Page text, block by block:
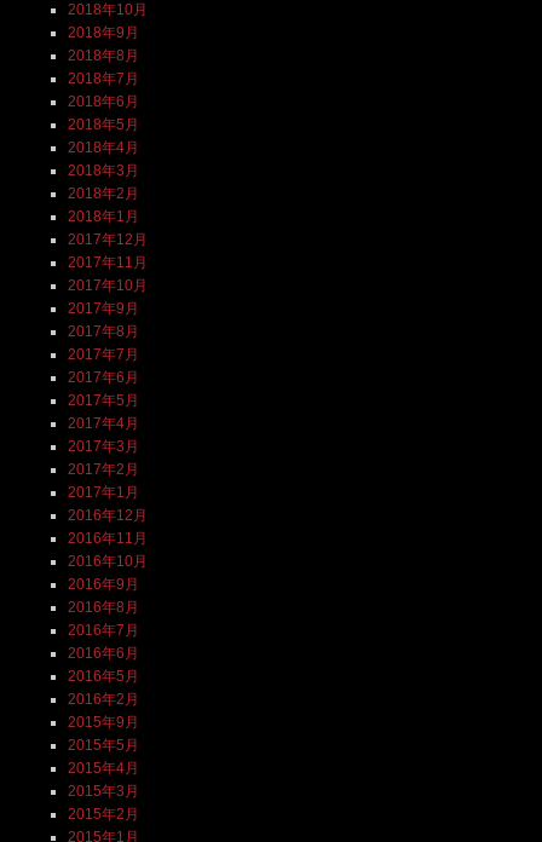
2018年10月
2018年9月
2018年8月
2018年7月
2018年6月
2018年5月
2018年4月
2018年3月
2018年2月
2018年1月
2017年12月
2017年11月
2017年10月
2017年9月
2017年8月
2017年7月
2017年6月
2017年5月
2017年4月
2017年3月
2017年2月
2017年1月
2016年12月
2016年11月
2016年10月
2016年9月
2016年8月
2016年7月
2016年6月
2016年5月
2016年2月
2015年9月
2015年5月
2015年4月
2015年3月
2015年2月
2015年1月